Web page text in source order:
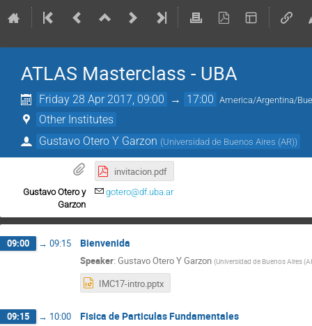
ATLAS Masterclass - UBA
Friday 28 Apr 2017, 09:00 → 17:00 America/Argentina/
Other Institutes
Gustavo Otero Y Garzon (Universidad de Buenos Aires (AR))
invitacion.pdf
Gustavo Otero y
Garzon
gotero@df.uba.ar
09:00 → 09:15 Bienvenida
Speaker: Gustavo Otero Y Garzon (Universidad de Buenos Aires
IMC17-intro.pptx
09:15 → 10:00 Fisica de Particulas Fundamentales